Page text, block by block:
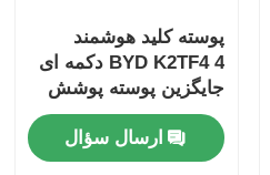
پوسته کلید هوشمند
BYD K2TF4 4 دکمه ای
جایگزین پوسته پوشش
برای Qin PLUS DM-i
Qin PLUS EV Yuan
PLUS SONG
ارسال سؤال